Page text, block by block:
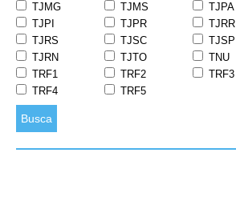
TJMG
TJMS
TJPA
TJPI
TJPR
TJRR
TJRS
TJSC
TJSP
TJRN
TJTO
TNU
TRF1
TRF2
TRF3
TRF4
TRF5
Busca